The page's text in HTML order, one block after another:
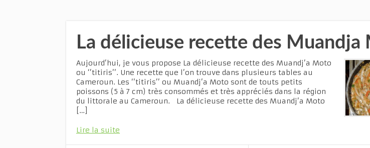
La délicieuse recette des Muandja
Aujourd’hui, je vous propose La délicieuse recette des Muandj’a Moto
ou ‘’titiris’’. Une recette que l’on trouve dans plusieurs tables au
Cameroun. Les ‘’titiris’’ ou Muandj’a Moto sont de touts petits
poissons (5 à 7 cm) très consommés et très appréciés dans la région
du littorale au Cameroun. La délicieuse recette des Muandj’a Moto
[…]
Lire la suite